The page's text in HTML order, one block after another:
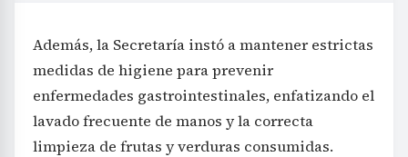
Además, la Secretaría instó a mantener estrictas
medidas de higiene para prevenir
enfermedades gastrointestinales, enfatizando el
lavado frecuente de manos y la correcta
limpieza de frutas y verduras consumidas.